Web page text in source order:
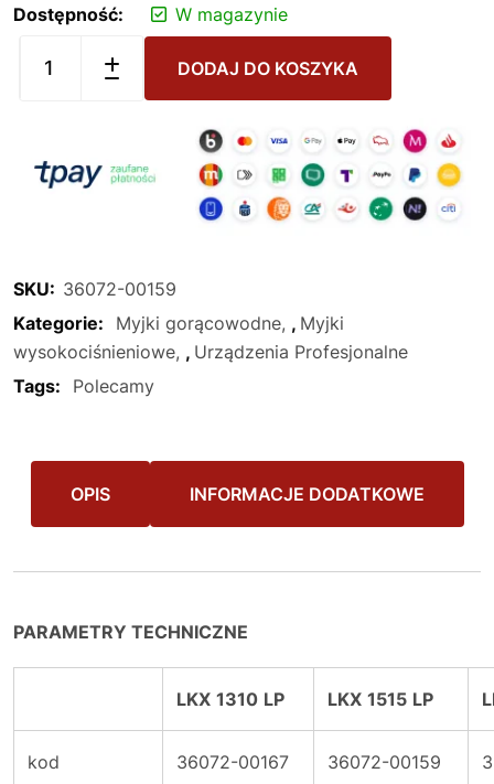
Dostępność: W magazynie
DODAJ DO KOSZYKA
SKU: 36072-00159
Kategorie:
Myjki gorącowodne , Myjki
wysokociśnieniowe , Urządzenia Profesjonalne
Tags:
Polecamy
OPIS INFORMACJE DODATKOWE
PARAMETRY TECHNICZNE
LKX 1310 LP LKX 1515 LP
kod 36072-00167 36072-00159